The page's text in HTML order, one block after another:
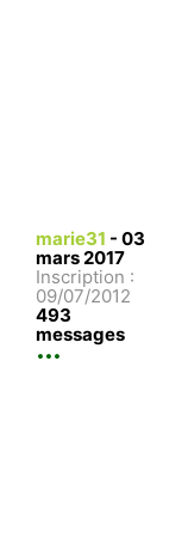
marie31 - 03
mars 2017
Inscription :
09/07/2012
493
messages